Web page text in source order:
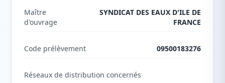
Maître
d'ouvrage
SYNDICAT DES EAUX D'ILE DE
FRANCE
Code prélèvement 09500183276
Réseaux de distribution concernés